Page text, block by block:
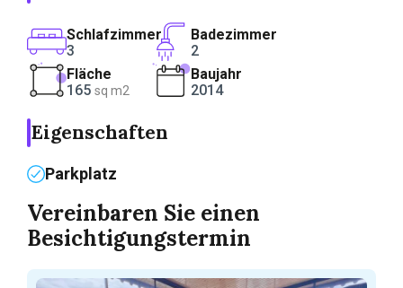
Schlafzimmer
3
Badezimmer
2
Fläche
165 sq m2
Baujahr
2014
Eigenschaften
Parkplatz
Vereinbaren Sie einen
Besichtigungstermin